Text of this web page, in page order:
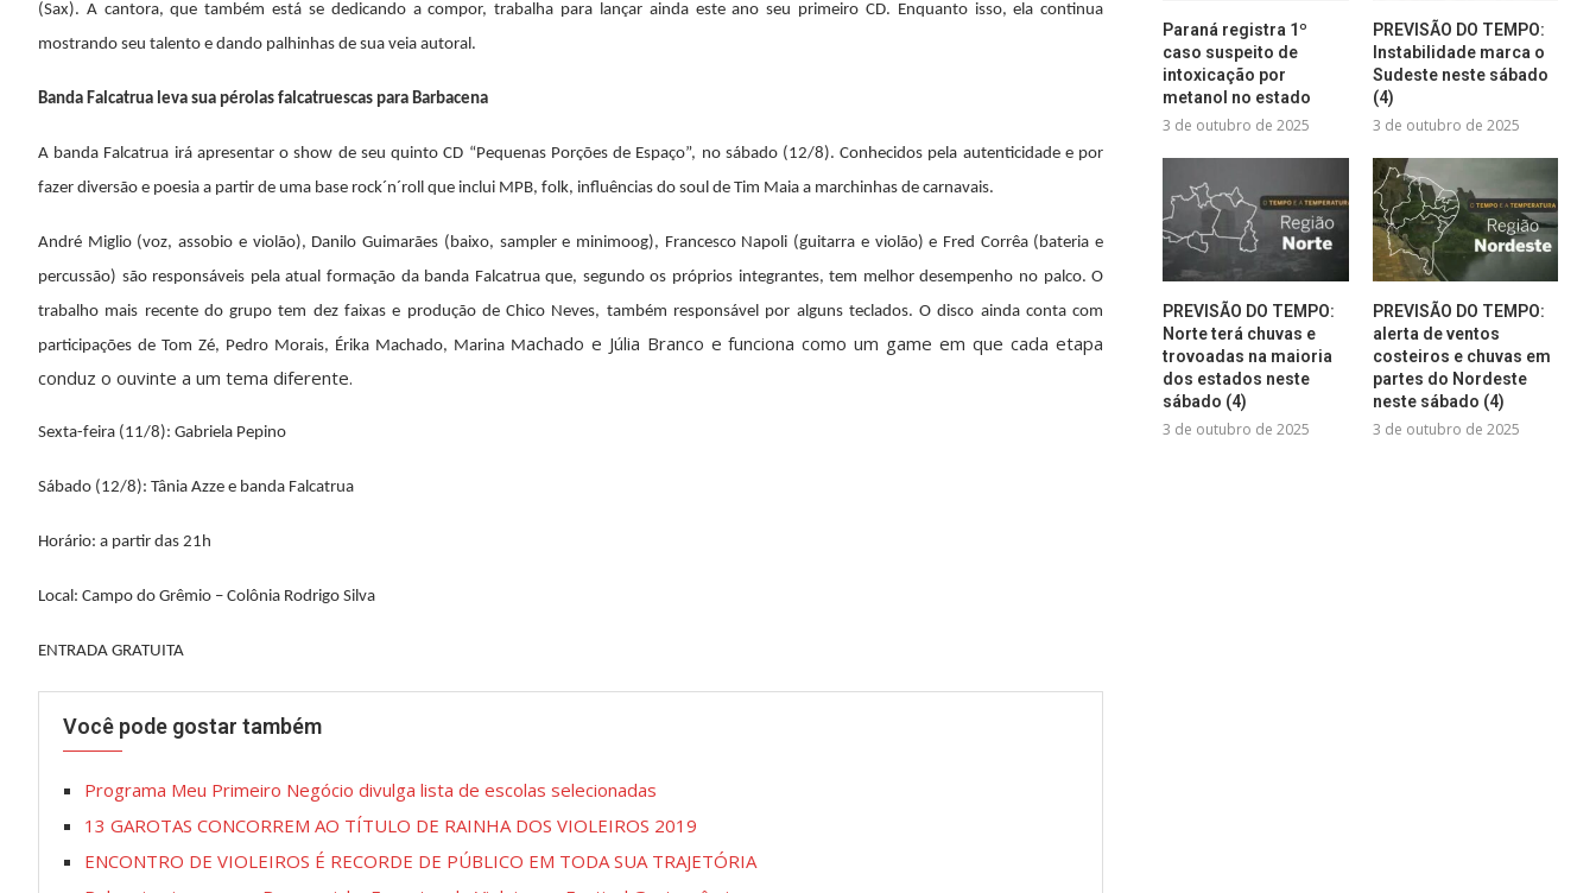
(Sax). A cantora, que também está se dedicando a compor, trabalha para lançar ainda este ano seu primeiro CD. Enquanto isso, ela continua
mostrando seu talento e dando palhinhas de sua veia autoral.
Banda Falcatrua leva sua pérolas falcatruescas para Barbacena
A banda Falcatrua irá apresentar o show de seu quinto CD “Pequenas Porções de Espaço”, no sábado (12/8). Conhecidos pela autenticidade e por
fazer diversão e poesia a partir de uma base rock´n´roll que inclui MPB, folk, influências do soul de Tim Maia a marchinhas de carnavais.
André Miglio (voz, assobio e violão), Danilo Guimarães (baixo, sampler e minimoog), Francesco Napoli (guitarra e violão) e Fred Corrêa (bateria e
percussão) são responsáveis pela atual formação da banda Falcatrua que, segundo os próprios integrantes, tem melhor desempenho no palco. O
trabalho mais recente do grupo tem dez faixas e produção de Chico Neves, também responsável por alguns teclados. O disco ainda conta com
participações de Tom Zé, Pedro Morais, Érika Machado, Marina Machado e Júlia Branco e funciona como um game em que cada etapa
conduz o ouvinte a um tema diferente.
Sexta-feira (11/8): Gabriela Pepino
Sábado (12/8): Tânia Azze e banda Falcatrua
Horário: a partir das 21h
Local: Campo do Grêmio – Colônia Rodrigo Silva
ENTRADA GRATUITA
Você pode gostar também
Programa Meu Primeiro Negócio divulga lista de escolas selecionadas
13 GAROTAS CONCORREM AO TÍTULO DE RAINHA DOS VIOLEIROS 2019
ENCONTRO DE VIOLEIROS É RECORDE DE PÚBLICO EM TODA SUA TRAJETÓRIA
Paraná registra 1º
caso suspeito de
intoxicação por
metanol no estado
3 de outubro de 2025
PREVISÃO DO TEMPO:
Instabilidade marca o
Sudeste neste sábado
(4)
3 de outubro de 2025
PREVISÃO DO TEMPO:
Norte terá chuvas e
trovoadas na maioria
dos estados neste
sábado (4)
3 de outubro de 2025
PREVISÃO DO TEMPO:
alerta de ventos
costeiros e chuvas em
partes do Nordeste
neste sábado (4)
3 de outubro de 2025